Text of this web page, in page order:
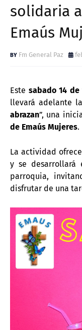
solidaria
Emaús
Fm General Paz
Este sabado 14
llevará adelante
abrazan”, una
de Emaús Mujeres.
La actividad
y se desarrollará
parroquia,
disfrutar de una